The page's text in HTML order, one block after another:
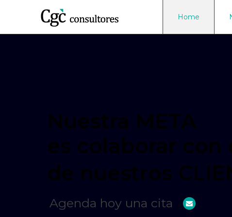
Home
Nuestra META
es colaborar con
de nuestros
Agenda hoy una cita